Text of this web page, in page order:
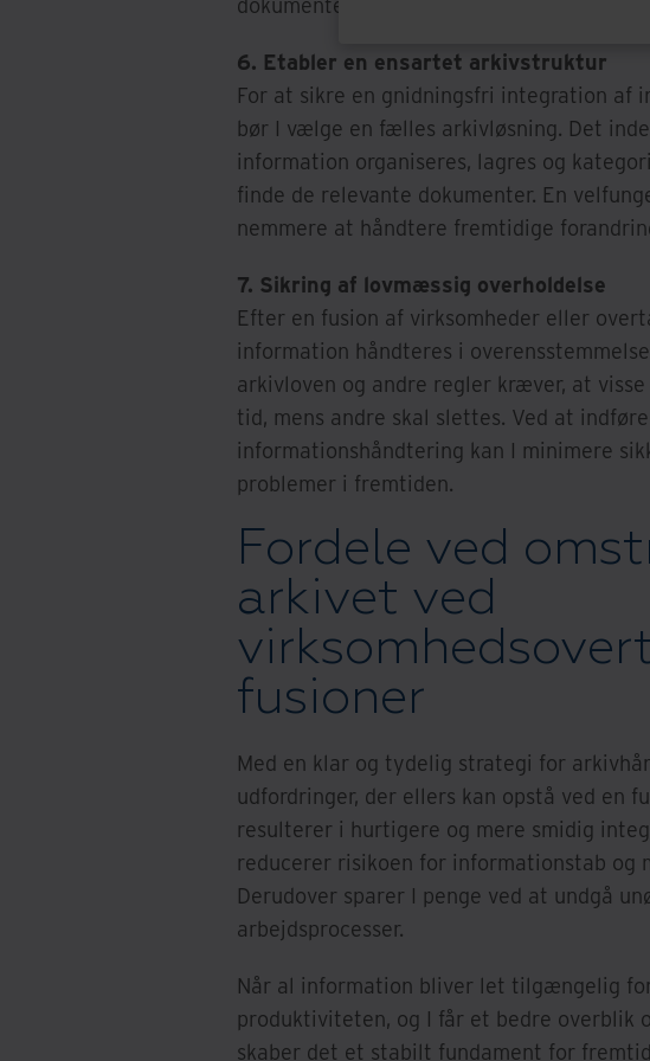
6. Etabler en ensartet arkivstruktur
For at sikre en gnidningsfri integration af
bør I vælge en fælles arkivløsning. Det
information organiseres, lagres og
finde de relevante dokumenter. En
nemmere at håndtere fremtidige
7. Sikring af lovmæssig overholdelse
Efter en fusion af virksomheder eller
information håndteres i
arkivloven og andre regler kræver, at
tid, mens andre skal slettes. Ved at
informationshåndtering kan I minimere
problemer i fremtiden.
Fordele ved
arkivet ved
fusioner
Med en klar og tydelig strategi for
udfordringer, der ellers kan opstå ved en
resulterer i hurtigere og mere smidig
reducerer risikoen for informationstab og
Derudover sparer I penge ved at undgå
arbejdsprocesser.
Når al information bliver let tilgængelig
produktiviteten, og I får et bedre overblik
skaber det et stabilt fundament for